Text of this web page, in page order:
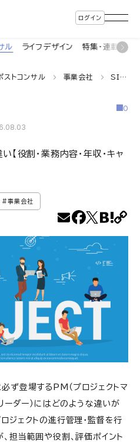
ログイン
ル ライフデザイン 特集・連載 イ
ストコンサル 事業会社 SIerにおけるPMとPLの違い【役割・業務内容・年収・キャリアパスまで】
0
役割・業務内容・年収・キャ
#事業会社
ず登場するPM（プロジェクトマ
ーダー）にはどのような違いが
ジェクトの進行管理・監督を行
担当範囲や役割、評価ポイント